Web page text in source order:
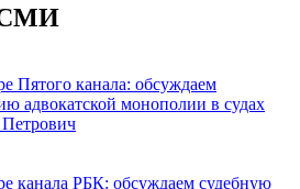
СМИ
Пятого канала: обсуждаем
адвокатской монополии в судах
канала РБК: обсуждаем судебную